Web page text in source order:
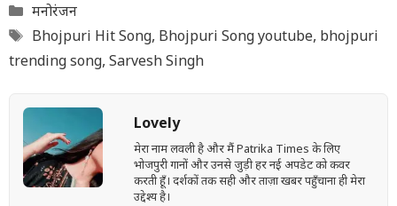
Categories
मनोरंजन
Tags
Bhojpuri Hit Song, Bhojpuri Song youtube, bhojpuri
trending song, Sarvesh Singh
Lovely
मेरा नाम लवली है और मैं Patrika Times के लिए
भोजपुरी गानों और उनसे जुड़ी हर नई अपडेट को कवर
करती हूँ। दर्शकों तक सही और ताज़ा खबर पहुँचाना ही मेरा
उद्देश्य है।